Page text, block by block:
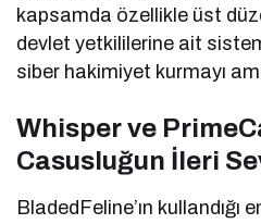
kapsamda özellikle üst
devlet yetkililerine ait
siber hakimiyet kurmayı
Whisper ve
Casusluğun İleri
BladedFeline’ın